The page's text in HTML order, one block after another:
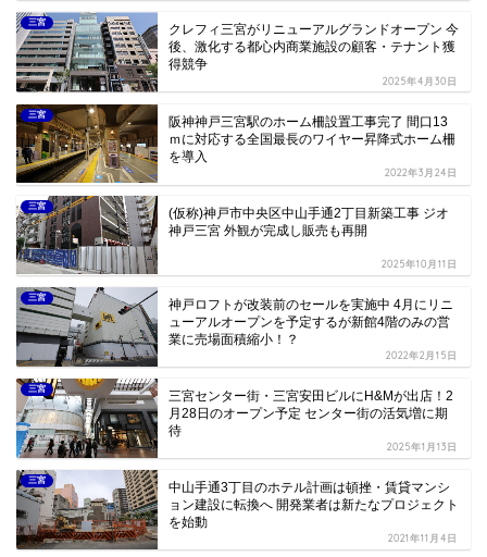
三宮
クレフィ三宮がリニューアルグランドオープン 今
後、激化する都心内商業施設の顧客・テナント獲
得競争
2025年4月30日
三宮
阪神神戸三宮駅のホーム柵設置工事完了 間口13
ｍに対応する全国最長のワイヤー昇降式ホーム柵
を導入
2022年3月24日
三宮
(仮称)神戸市中央区中山手通2丁目新築工事 ジオ
神戸三宮 外観が完成し販売も再開
2025年10月11日
三宮
神戸ロフトが改装前のセールを実施中 4月にリニ
ューアルオープンを予定するが新館4階のみの営
業に売場面積縮小！？
2022年2月15日
三宮
三宮センター街・三宮安田ビルにH&Mが出店！2
月28日のオープン予定 センター街の活気増に期
待
2025年1月13日
三宮
中山手通3丁目のホテル計画は頓挫・賃貸マンシ
ョン建設に転換へ 開発業者は新たなプロジェクト
を始動
2021年11月4日